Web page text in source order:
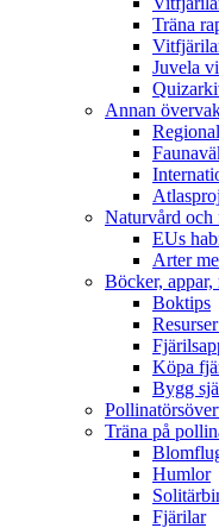
Träna
Juvela
Annan
Naturvård och
EUs
Arter
Böcker,
Boktips
Köpa
Bygg
Träna på
Humlor
Fjärilar